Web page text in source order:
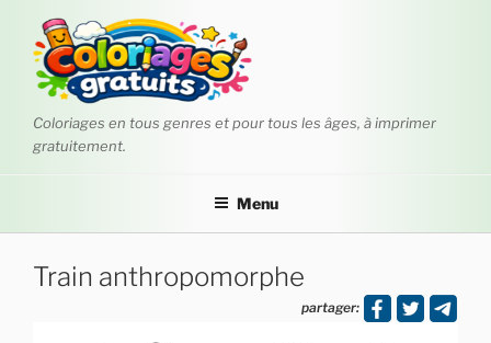
contenu
principal
Coloriages en tous genres et pour tous les âges, à imprimer
gratuitement.
Menu
Train anthropomorphe
partager: